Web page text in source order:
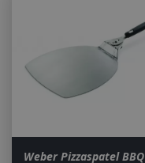
Weber Pizzaspatel BBQ